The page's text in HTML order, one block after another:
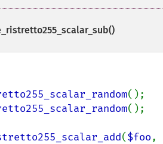
();
($foo,